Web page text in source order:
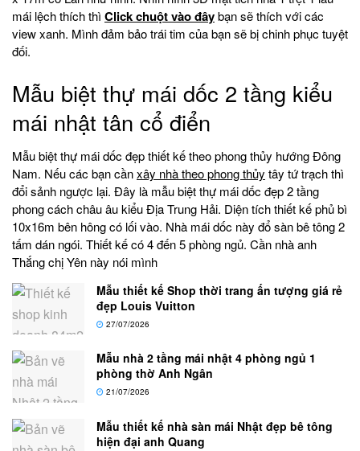
mái lệch thích thì Click chuột vào đâybạn sẽ thích với các
view xanh. Mình đảm bảo trái tim của bạn sẽ bị chinh phục tuyệt
đối.
Mẫu biệt thự mái dốc 2 tầng kiểu
mái nhật tân cổ điển
Mẫu biệt thự mái dốc đẹp thiết kế theo phong thủy hướng Đông
Nam. Nếu các bạn cầnxây nhà theo phong thủy tây tứ trạch thì
đổi sảnh ngược lại. Đây là mẫu biệt thự mái dốc đẹp 2 tầng
phong cách châu âu kiểu Địa Trung Hải. Diện tích thiết kế phủ bì
10x16m bên hông có lối vào. Nhà mái dốc này đổ sàn bê tông 2
tấm dán ngói. Thiết kế có 4 đến 5 phòng ngủ. Cần nhà anh
Thắng chị Yên này nói mình
Mẫu thiết kế Shop thời trang ấn tượng giá rẻ
đẹp Louis Vuitton
27/07/2026
Mẫu nhà 2 tầng mái nhật 4 phòng ngủ 1
phòng thờ Anh Ngân
21/07/2026
Mẫu thiết kế nhà sàn mái Nhật đẹp bê tông
hiện đại anh Quang